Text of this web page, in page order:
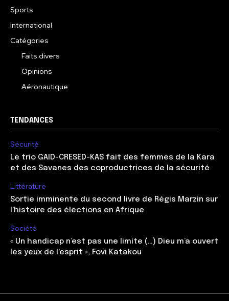
Sports
International
Catégories
Faits divers
Opinions
Aéronautique
TENDANCES
Sécurité
Le trio GAID-CRESED-KAS fait des femmes de la Kara
et des Savanes des coproductrices de la sécurité
Littérature
Sortie imminente du second livre de Régis Marzin sur
l’histoire des élections en Afrique
Société
« Un handicap n’est pas une limite (…) Dieu m’a ouvert
les yeux de l’esprit », Fovi Katakou